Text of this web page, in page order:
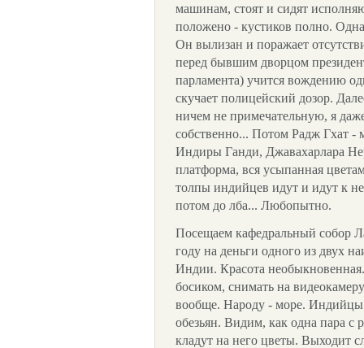
машинам, стоят и сидят
положено - кустиков полно.
Он вылизан и поражает
перед бывшим дворцом
парламента) учится вождению
скучает полицейский дозор.
ничем не примечательную, я
собственно... Потом Радж Гхат
Индиры Ганди, Джавахарлара
платформа, вся усыпанная
толпы индийцев идут и идут к
потом до лба... Любопытно.
Посещаем кафедральный собор
году на деньги одного из двух
Индии. Красота
босиком, снимать на
вообще. Народу - море.
обезьян. Видим, как одна пара с
кладут на него цветы. Выходит